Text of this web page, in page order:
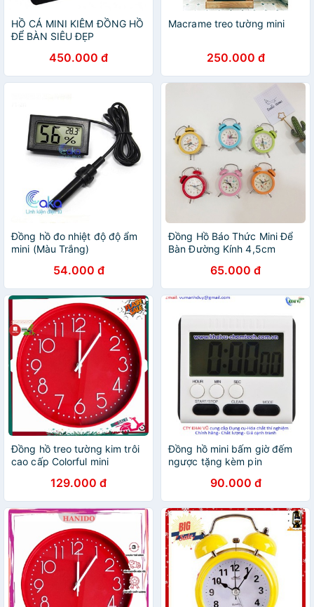
HỒ CÁ MINI KIÊM ĐỒNG HỒ
ĐỂ BÀN SIÊU ĐẸP
450.000 đ
Macrame treo tường mini
250.000 đ
Đồng hồ đo nhiệt độ độ ẩm
mini (Màu Trắng)
54.000 đ
Đồng Hồ Báo Thức Mini Để
Bàn Đường Kính 4,5cm
65.000 đ
Đồng hồ treo tường kim trôi
cao cấp Colorful mini
129.000 đ
Đồng hồ mini bấm giờ đếm
ngược tặng kèm pin
90.000 đ